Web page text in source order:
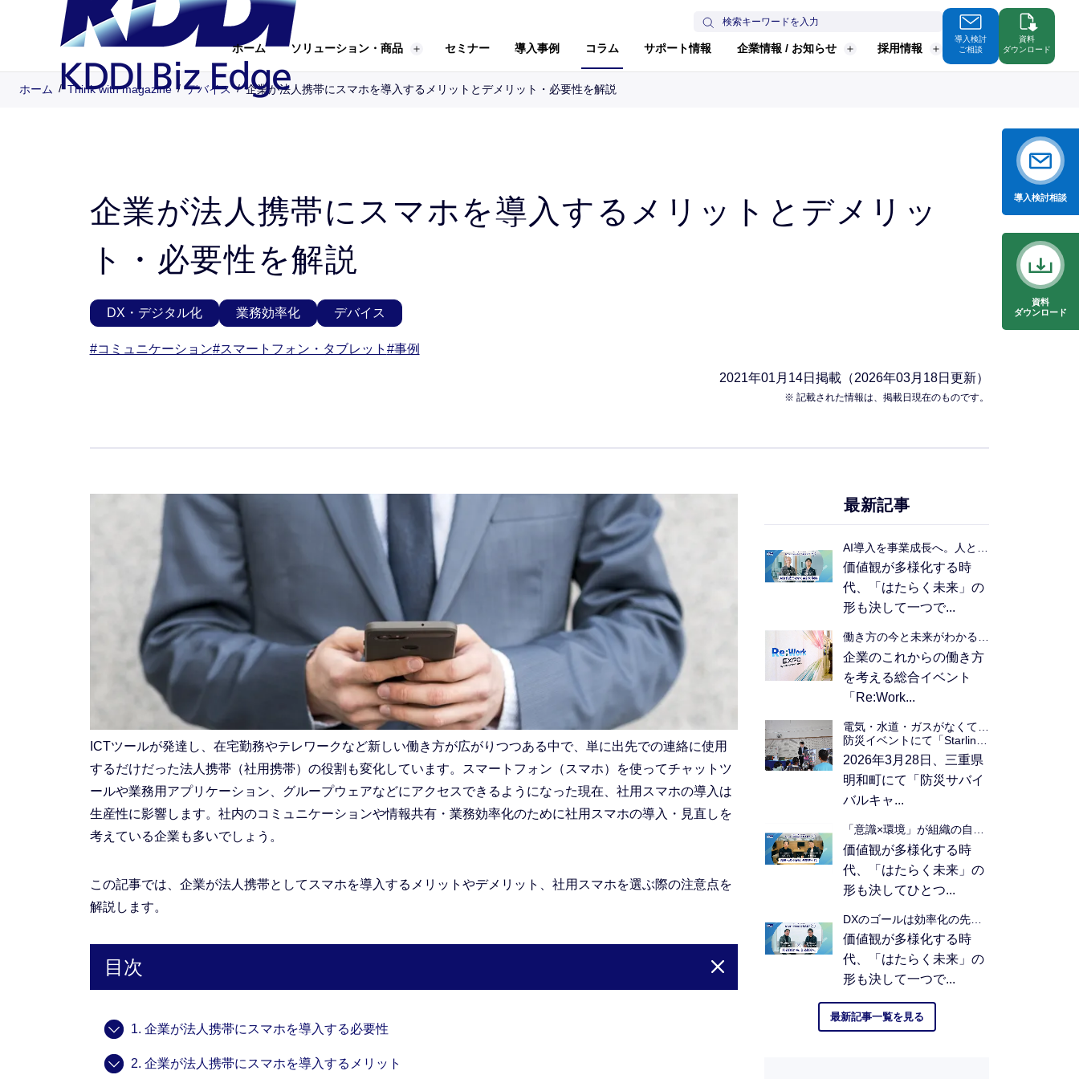
ホーム ソリューション・商品 セミナー 導入事例 コラム サポート情報 企業情報 / お知らせ 採用情報
導入検討
ご相談
資料
ダウンロード
導入検討相談
資料
ダウンロード
ホーム Think with magazine デバイス 企業が法人携帯にスマホを導入するメリットとデメリット・必要性を解説
企業が法人携帯にスマホを導入するメリットとデメリッ
ト・必要性を解説
DX・デジタル化 業務効率化 デバイス
#コミュニケーション#スマートフォン・タブレット #事例
2021年01月14日掲載（2026年03月18日更新）
※ 記載された情報は、掲載日現在のものです。
ICTツールが発達し、在宅勤務やテレワークなど新しい働き方が広がりつつある中で、単に出先での連絡に使用
するだけだった法人携帯（社用携帯）の役割も変化しています。スマートフォン（スマホ）を使ってチャットツ
ールや業務用アプリケーション、グループウェアなどにアクセスできるようになった現在、社用スマホの導入は
生産性に影響します。社内のコミュニケーションや情報共有・業務効率化のために社用スマホの導入・見直しを
考えている企業も多いでしょう。
この記事では、企業が法人携帯としてスマホを導入するメリットやデメリット、社用スマホを選ぶ際の注意点を
解説します。
目次
1. 企業が法人携帯にスマホを導入する必要性
2. 企業が法人携帯にスマホを導入するメリット
最新記事
価値観が多様化する時
代、「はたらく未来」の
形も決して一つで...
企業のこれからの働き方
を考える総合イベント
「Re:Work...
防災イベントにて「Starlink Business」がもたらす"つながる安心感"を発信
2026年3月28日、三重県
明和町にて「防災サバイ
バルキャ...
価値観が多様化する時
代、「はたらく未来」の
形も決してひとつ...
価値観が多様化する時
代、「はたらく未来」の
形も決して一つで...
最新記事一覧を見る